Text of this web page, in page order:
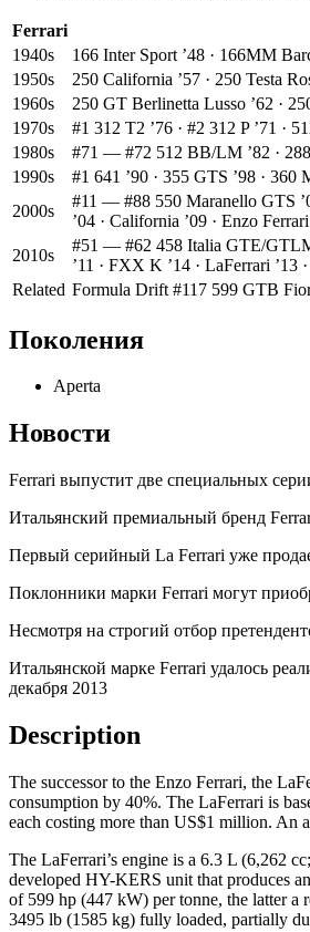
Ferrari
1940s
166 Inter Sport ’48 · 166MM
1950s
250 California ’57 · 250 Testa
1960s
250 GT Berlinetta Lusso ’62 ·
1970s
#1 312 T2 ’76 · #2 312 P ’71 ·
1980s
#71 — #72 512 BB/LM ’82 · 288
1990s
#1 641 ’90 · 355 GTS ’98 · 360
2000s
#11 — #88 550 Maranello GTS
’04 · California ’09 · Enzo
2010s
#51 — #62 458 Italia GTE/GTLM
’11 · FXX K ’14 · LaFerrari ’13
Related Formula Drift #117 599 GTB
Поколения
Aperta
Новости
Ferrari выпустит две специальных
Итальянский премиальный бренд
Первый серийный La Ferrari уже
Поклонники марки Ferrari могут
Несмотря на строгий отбор
Итальянской марке Ferrari удалось
декабря 2013
Description
The successor to the Enzo Ferrari, the
consumption by 40%. The LaFerrari is
each costing more than US$1 million. An
The LaFerrari’s engine is a 6.3 L (6,262
developed HY-KERS unit that produces
of 599 hp (447 kW) per tonne, the latter a
3495 lb (1585 kg) fully loaded, partially